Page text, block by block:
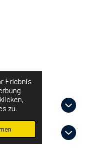
Erlebnis
zu.